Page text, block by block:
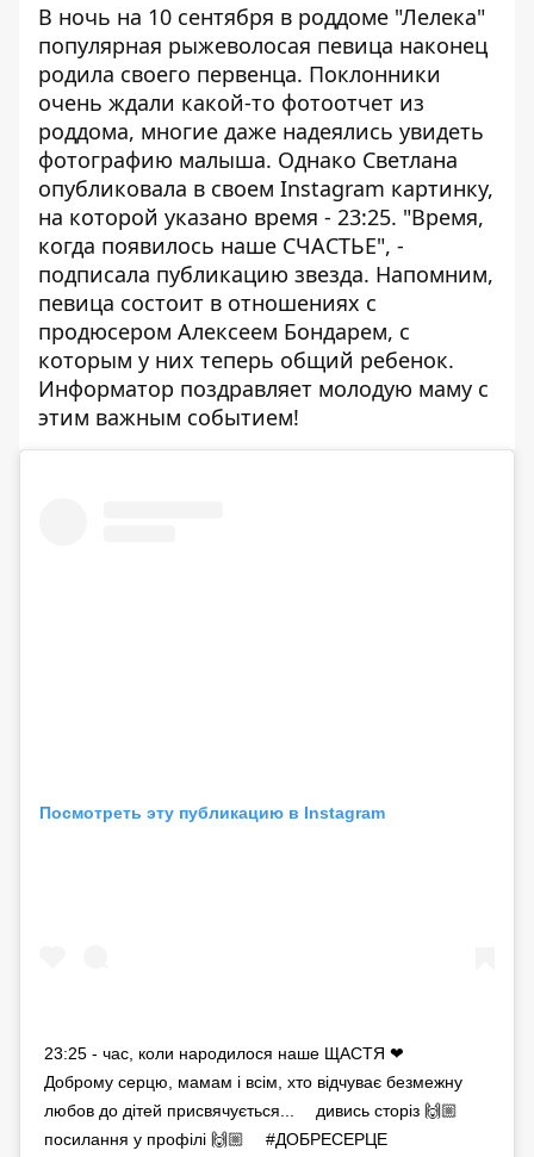
В ночь на 10 сентября в роддоме "Лелека"
популярная рыжеволосая певица наконец
родила своего первенца. Поклонники
очень ждали какой-то фотоотчет из
роддома, многие даже надеялись увидеть
фотографию малыша. Однако Светлана
опубликовала в своем Instagram картинку,
на которой указано время - 23:25. "Время,
когда появилось наше СЧАСТЬЕ", -
подписала публикацию звезда. Напомним,
певица состоит в отношениях с
продюсером Алексеем Бондарем, с
которым у них теперь общий ребенок.
Информатор поздравляет молодую маму с
этим важным событием!
Посмотреть эту публикацию в Instagram
23:25 - час, коли народилося наше ЩАСТЯ ❤ ⠀
Доброму серцю, мамам і всім, хто відчуває безмежну
любов до дітей присвячується... ⠀ дивись сторіз 🙌🏼 ⠀
посилання у профілі 🙌🏼 ⠀ #ДОБРЕСЕРЦЕ